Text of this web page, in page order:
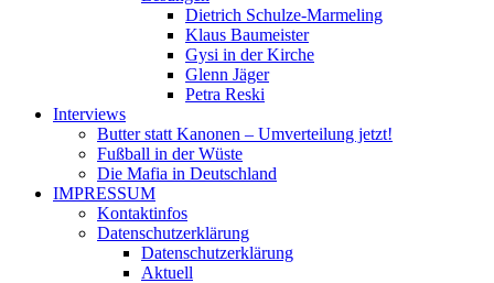
Dietrich Schulze-Marmeling
Klaus Baumeister
Gysi in der Kirche
Glenn Jäger
Petra Reski
Interviews
Butter statt Kanonen – Umverteilung jetzt!
Fußball in der Wüste
Die Mafia in Deutschland
IMPRESSUM
Kontaktinfos
Datenschutzerklärung
Datenschutzerklärung
Aktuell